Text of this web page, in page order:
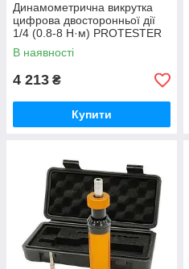
Динамометрична викрутка
цифрова двосторонньої дії
1/4 (0.8-8 Н·м) PROTESTER
ANS-R-8
В наявності
4 213 ₴
Купити